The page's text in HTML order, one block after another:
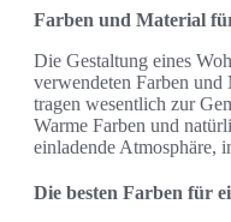
Farben und Material
Die Gestaltung eines
verwendeten Farben und
tragen wesentlich zur
Warme Farben und
einladende Atmosphäre,
Die besten Farben für